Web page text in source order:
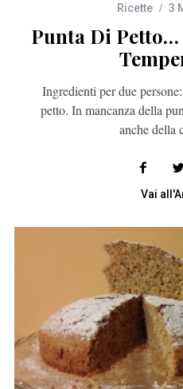
Ricette 3
Punta Di Petto…
Ingredienti per due
petto. In mancanza della
anche della
Vai